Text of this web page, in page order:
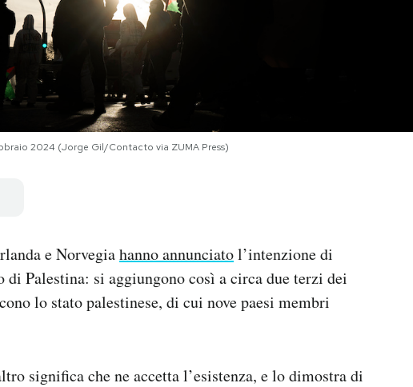
2024 (Jorge Gil/Contacto via ZUMA Press)
e Norvegiahanno annunciatol’intenzione di
Palestina: si aggiungono così a circa due terzi dei
lo stato palestinese, di cui nove paesi membri
significa che ne accetta l’esistenza, e lo dimostra di